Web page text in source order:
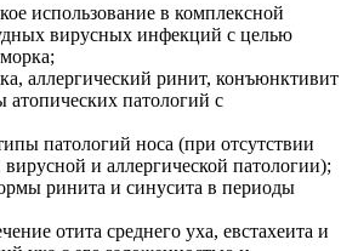
использование в комплексной
вирусных инфекций с целью
аллергический ринит, конъюнктивит
патологий с
патологий носа (при отсутствии
вирусной и аллергической патологии);
ринита и синусита в периоды
отита среднего уха, евстахеита и